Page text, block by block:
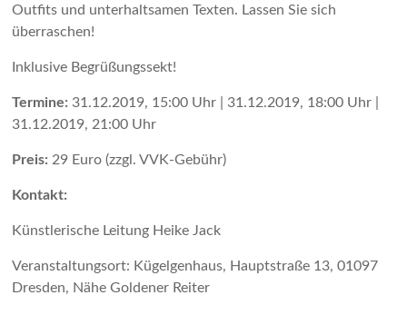
Outfits und unterhaltsamen Texten. Lassen Sie sich
überraschen!
Inklusive Begrüßungssekt!
Termine: 31.12.2019, 15:00 Uhr | 31.12.2019, 18:00 Uhr |
31.12.2019, 21:00 Uhr
Preis: 29 Euro (zzgl. VVK-Gebühr)
Kontakt:
Künstlerische Leitung Heike Jack
Veranstaltungsort: Kügelgenhaus, Hauptstraße 13, 01097
Dresden, Nähe Goldener Reiter